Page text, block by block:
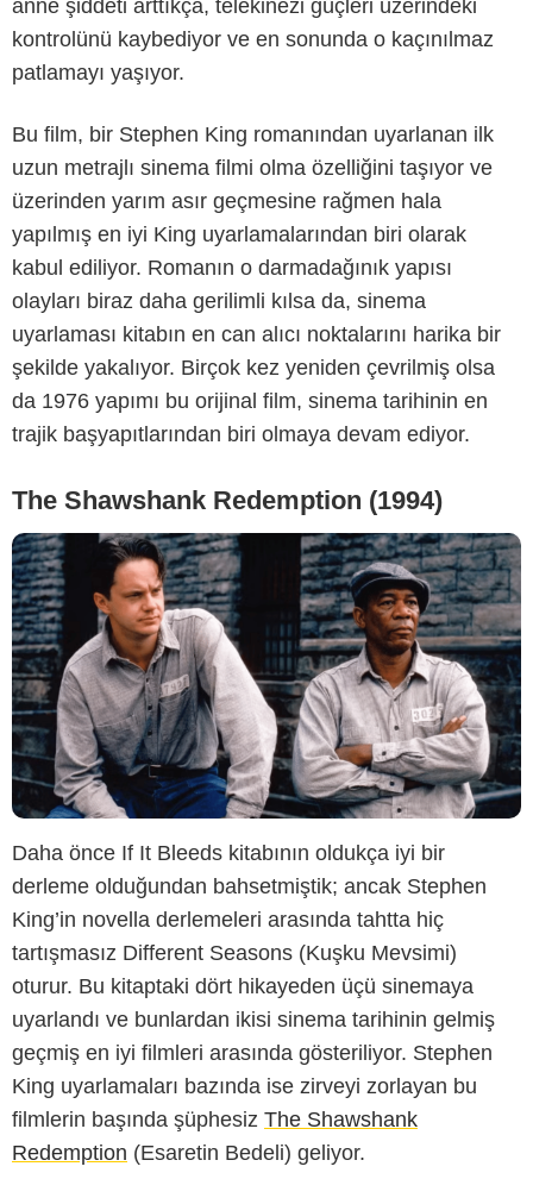
anne şiddeti arttıkça, telekinezi güçleri üzerindeki
kontrolünü kaybediyor ve en sonunda o kaçınılmaz
patlamayı yaşıyor.
Bu film, bir Stephen King romanından uyarlanan ilk
uzun metrajlı sinema filmi olma özelliğini taşıyor ve
üzerinden yarım asır geçmesine rağmen hala
yapılmış en iyi King uyarlamalarından biri olarak
kabul ediliyor. Romanın o darmadağınık yapısı
olayları biraz daha gerilimli kılsa da, sinema
uyarlaması kitabın en can alıcı noktalarını harika bir
şekilde yakalıyor. Birçok kez yeniden çevrilmiş olsa
da 1976 yapımı bu orijinal film, sinema tarihinin en
trajik başyapıtlarından biri olmaya devam ediyor.
The Shawshank Redemption (1994)
Columbia Pictures
Daha önce If It Bleeds kitabının oldukça iyi bir
derleme olduğundan bahsetmiştik; ancak Stephen
King’in novella derlemeleri arasında tahtta hiç
tartışmasız Different Seasons (Kuşku Mevsimi)
oturur. Bu kitaptaki dört hikayeden üçü sinemaya
uyarlandı ve bunlardan ikisi sinema tarihinin gelmiş
geçmiş en iyi filmleri arasında gösteriliyor. Stephen
King uyarlamaları bazında ise zirveyi zorlayan bu
filmlerin başında şüphesiz The Shawshank
Redemption (Esaretin Bedeli) geliyor.